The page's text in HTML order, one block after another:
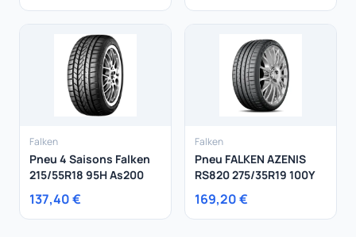
Falken
Pneu 4 Saisons Falken
215/55R18 95H As200
137,40 €
Falken
Pneu FALKEN AZENIS
RS820 275/35R19 100Y
169,20 €